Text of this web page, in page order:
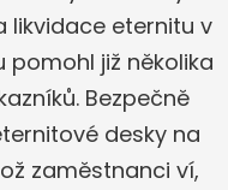
likvidace eternitu v
pomohl již několika
Bezpečně
desky na
zaměstnanci ví,